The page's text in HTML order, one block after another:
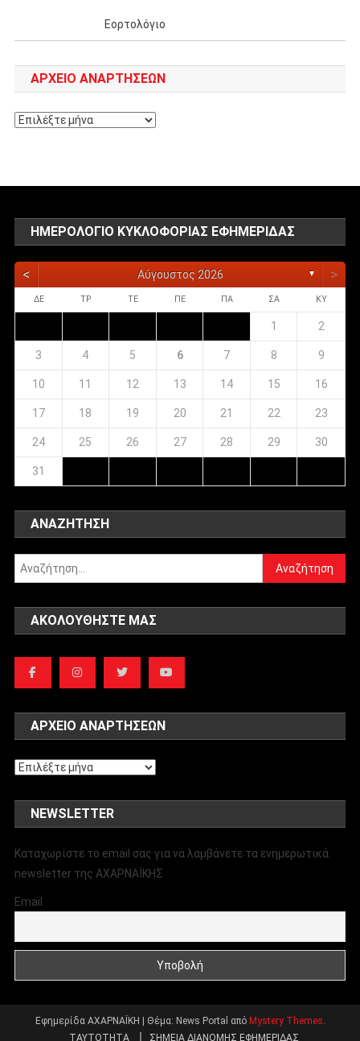
Εορτολόγιο
ΑΡΧΕΊΟ ΑΝΑΡΤΉΣΕΩΝ
Αρχείο
ΗΜΕΡΟΛΌΓΙΟ ΚΥΚΛΟΦΟΡΊΑΣ ΕΦΗΜΕΡΊΔΑΣ
< Αύγουστος 2026 ▼ >
ΔΕ ΤΡ ΤΕ ΠΕ ΠΑ ΣΑ ΚΥ
1 2
3 4 5 6 7 8 9
10 11 12 13 14 15 16
17 18 19 20 21 22 23
24 25 26 27 28 29 30
31
ΑΝΑΖΉΤΗΣΗ
Αναζήτηση
για:
ΑΚΟΛΟΥΘΉΣΤΕ ΜΑΣ
ΑΡΧΕΊΟ ΑΝΑΡΤΉΣΕΩΝ
Αρχείο
NEWSLETTER
Καταχωρίστε το email σας για να λαμβάνετε τα ενημερωτικά
newsletter της ΑΧΑΡΝΑΪΚΗΣ
Email
Εφημερίδα ΑΧΑΡΝΑΪΚΗ | Θέμα: News Portal από Mystery Themes
ΤΑΥΤΟΤΗΤΑ
ΣΗΜΕΙΑ ΔΙΑΝΟΜΗΣ ΕΦΗΜΕΡΙΔΑΣ